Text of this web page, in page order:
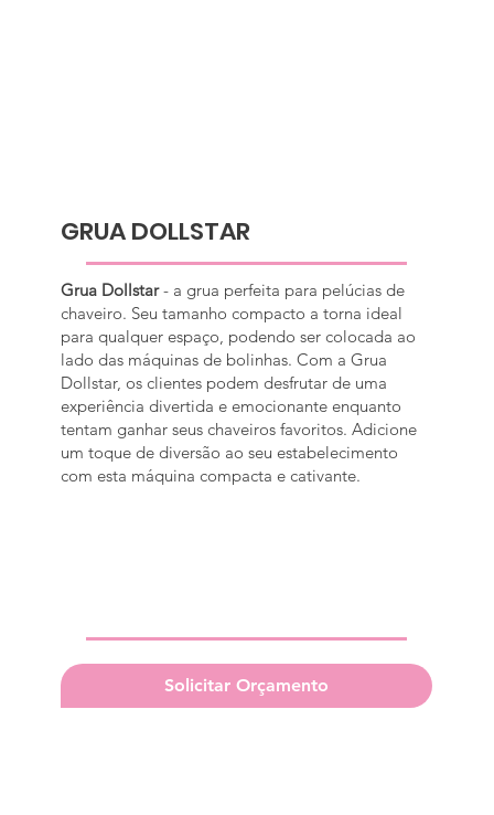
GRUA DOLLSTAR
Grua Dollstar- a grua perfeita para pelúcias de
chaveiro. Seu tamanho compacto a torna ideal
para qualquer espaço, podendo ser colocada ao
lado das máquinas de bolinhas. Com a Grua
Dollstar, os clientes podem desfrutar de uma
experiência divertida e emocionante enquanto
tentam ganhar seus chaveiros favoritos. Adicione
um toque de diversão ao seu estabelecimento
com esta máquina compacta e cativante.
Solicitar Orçamento